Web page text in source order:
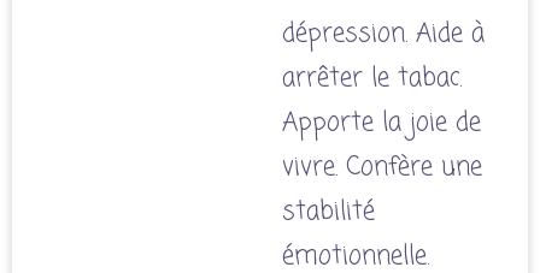
dépression. Aide à
arrêter le tabac.
Apporte la joie de
vivre. Confère une
stabilité
émotionnelle.